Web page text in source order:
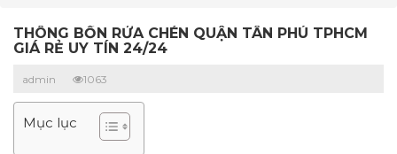
THÔNG BỒN RỬA CHÉN QUẬN TÂN PHÚ TPHCM
GIÁ RẺ UY TÍN 24/24
admin 1063
Mục lục